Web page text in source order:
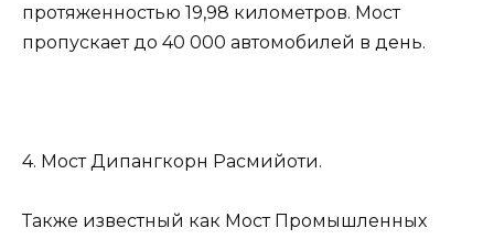
протяженностью 19,98 километров. Мост
пропускает до 40 000 автомобилей в день.
4. Мост Дипангкорн Расмийоти.
Также известный как Мост Промышленных